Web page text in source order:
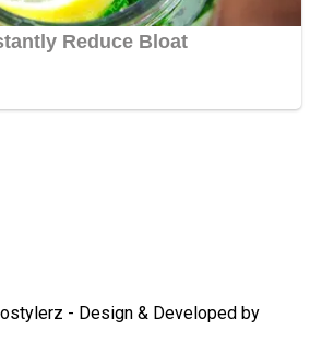
- Design & Developed by